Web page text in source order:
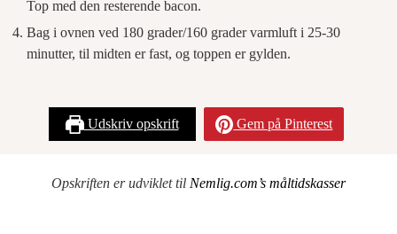
Top med den resterende bacon.
Bag i ovnen ved 180 grader/160 grader varmluft i 25-30
minutter, til midten er fast, og toppen er gylden.
Udskriv opskrift Gem på Pinterest
Opskriften er udviklet til Nemlig.com’s måltidskasser